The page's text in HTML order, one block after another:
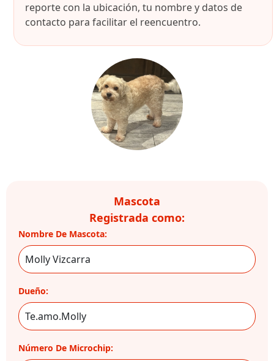
reporte con la ubicación, tu nombre y datos de
contacto para facilitar el reencuentro.
Mascota
Registrada como:
Nombre De Mascota:
Dueño:
Número De Microchip: